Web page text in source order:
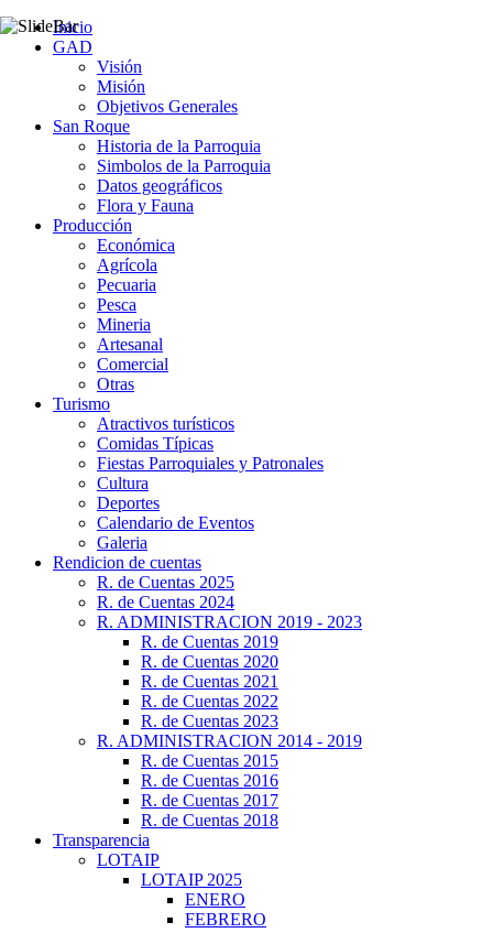
Inicio
GAD
Visión
Misión
Objetivos Generales
San Roque
Historia de la Parroquia
Simbolos de la Parroquia
Datos geográficos
Flora y Fauna
Producción
Económica
Agrícola
Pecuaria
Pesca
Mineria
Artesanal
Comercial
Otras
Turismo
Atractivos turísticos
Comidas Típicas
Fiestas Parroquiales y Patronales
Cultura
Deportes
Calendario de Eventos
Galeria
Rendicion de cuentas
R. de Cuentas 2025
R. de Cuentas 2024
R. ADMINISTRACION 2019 - 2023
R. de Cuentas 2019
R. de Cuentas 2020
R. de Cuentas 2021
R. de Cuentas 2022
R. de Cuentas 2023
R. ADMINISTRACION 2014 - 2019
R. de Cuentas 2015
R. de Cuentas 2016
R. de Cuentas 2017
R. de Cuentas 2018
Transparencia
LOTAIP
LOTAIP 2025
ENERO
FEBRERO